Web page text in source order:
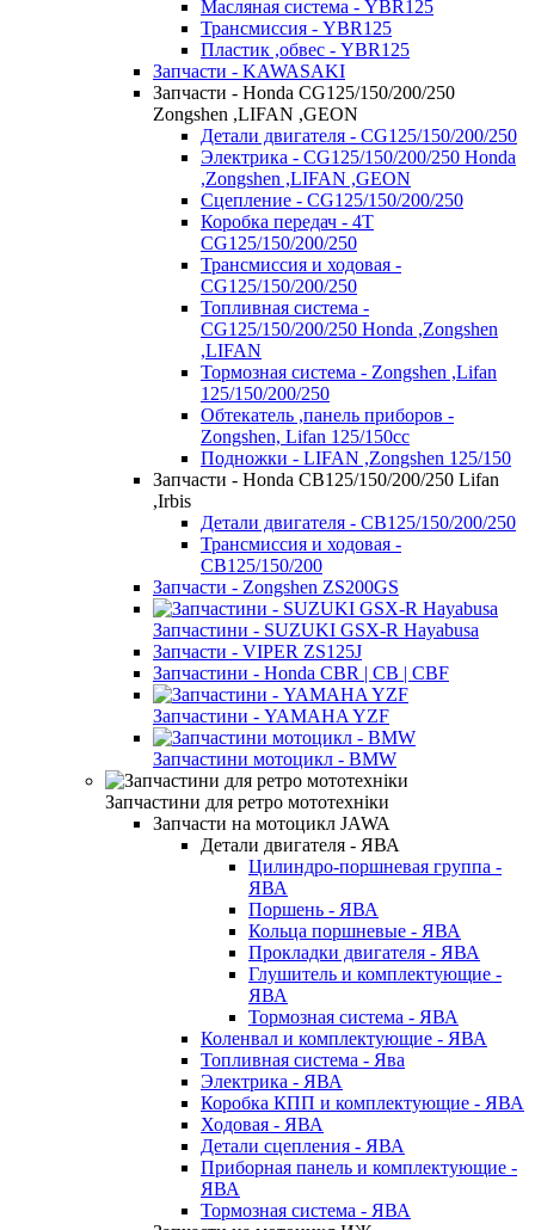
Масляная система - YBR125
Трансмиссия - YBR125
Пластик ,обвес - YBR125
Запчасти - KAWASAKI
Запчасти - Honda CG125/150/200/250
Zongshen ,LIFAN ,GEON
Детали двигателя - CG125/150/200/250
Электрика - CG125/150/200/250 Honda
,Zongshen ,LIFAN ,GEON
Сцепление - CG125/150/200/250
Коробка передач - 4T
CG125/150/200/250
Трансмиссия и ходовая -
CG125/150/200/250
Топливная система -
CG125/150/200/250 Honda ,Zongshen
,LIFAN
Тормозная система - Zongshen ,Lifan
125/150/200/250
Обтекатель ,панель приборов -
Zongshen, Lifan 125/150cc
Подножки - LIFAN ,Zongshen 125/150
Запчасти - Honda CB125/150/200/250 Lifan
,Irbis
Детали двигателя - CB125/150/200/250
Трансмиссия и ходовая -
CB125/150/200
Запчасти - Zongshen ZS200GS
Запчастини - SUZUKI GSX-R Hayabusa
Запчасти - VIPER ZS125J
Запчастини - Honda CBR | CB | CBF
Запчастини - YAMAHA YZF
Запчастини мотоцикл - BMW
Запчастини для ретро мототехніки
Запчасти на мотоцикл JAWA
Детали двигателя - ЯВА
Цилиндро-поршневая группа -
ЯВА
Поршень - ЯВА
Кольца поршневые - ЯВА
Прокладки двигателя - ЯВА
Глушитель и комплектующие -
ЯВА
Тормозная система - ЯВА
Коленвал и комплектующие - ЯВА
Топливная система - Ява
Электрика - ЯВА
Коробка КПП и комплектующие - ЯВА
Ходовая - ЯВА
Детали сцепления - ЯВА
Приборная панель и комплектующие -
ЯВА
Тормозная система - ЯВА